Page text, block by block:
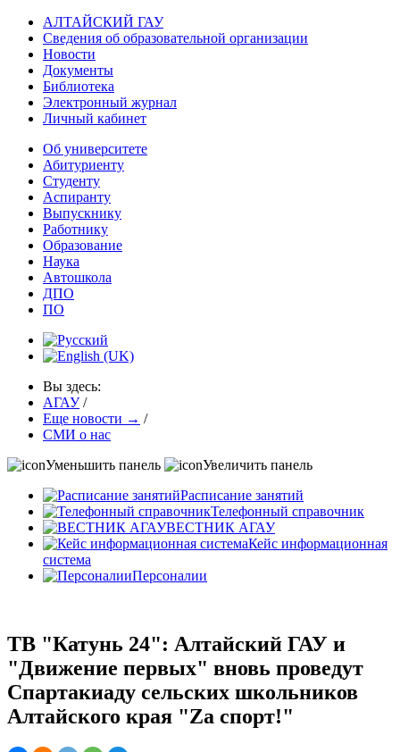
АЛТАЙСКИЙ ГАУ
Сведения об образовательной организации
Новости
Документы
Библиотека
Электронный журнал
Личный кабинет
Об университете
Абитуриенту
Студенту
Аспиранту
Выпускнику
Работнику
Образование
Наука
Автошкола
ДПО
ПО
Вы здесь:
АГАУ /
Еще новости → /
СМИ о нас
Уменьшить панель
Увеличить панель
Расписание занятий
Телефонный справочник
ВЕСТНИК АГАУ
Кейс информационная
система
Персоналии
ТВ "Катунь 24": Алтайский ГАУ и
"Движение первых" вновь проведут
Спартакиаду сельских школьников
Алтайского края "Za спорт!"